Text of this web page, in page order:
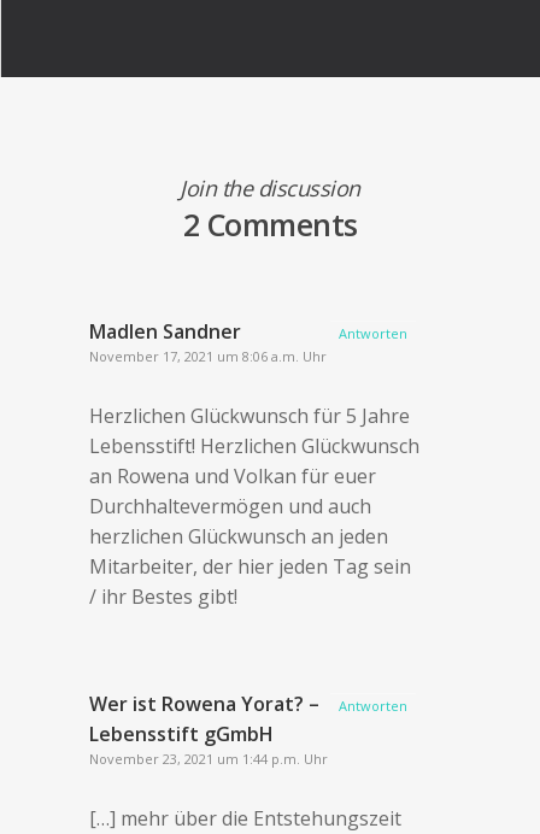
Join the discussion
2 Comments
Madlen Sandner
November 17, 2021 um 8:06 a.m. Uhr
Herzlichen Glückwunsch für 5 Jahre
Lebensstift! Herzlichen Glückwunsch
an Rowena und Volkan für euer
Durchhaltevermögen und auch
herzlichen Glückwunsch an jeden
Mitarbeiter, der hier jeden Tag sein
/ ihr Bestes gibt!
Antworten
Wer ist Rowena Yorat? –
Lebensstift gGmbH
November 23, 2021 um 1:44 p.m. Uhr
[…] mehr über die Entstehungszeit
Antworten